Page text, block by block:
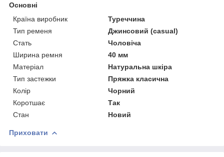
Основні
Країна виробник
Туреччина
Тип ременя
Джинсовий (casual)
Стать
Чоловіча
Ширина ремня
40 мм
Матеріал
Натуральна шкіра
Тип застежки
Пряжка класична
Колір
Чорний
Коротшає
Так
Стан
Новий
Приховати